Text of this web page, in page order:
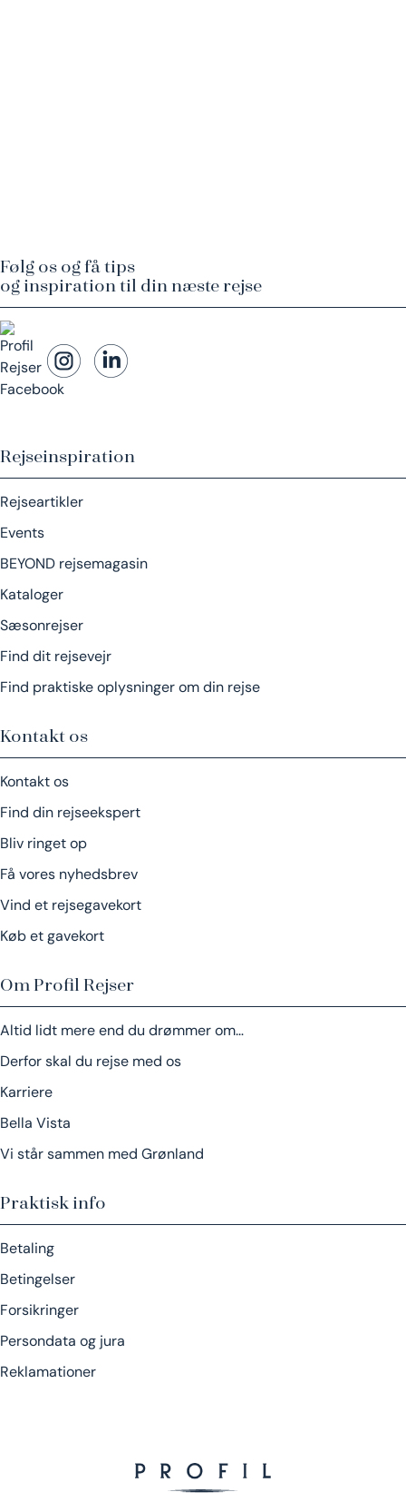
Rejseinspiration
Rejseartikler
Events
BEYOND rejsemagasin
Kataloger
Sæsonrejser
Find dit rejsevejr
Find praktiske oplysninger om din rejse
Kontakt os
Kontakt os
Find din rejseekspert
Bliv ringet op
Få vores nyhedsbrev
Vind et rejsegavekort
Køb et gavekort
Om Profil Rejser
Altid lidt mere end du drømmer om…
Derfor skal du rejse med os
Karriere
Bella Vista
Vi står sammen med Grønland
Praktisk info
Betaling
Betingelser
Forsikringer
Persondata og jura
Reklamationer
Følg os og få tips
og inspiration til din næste rejse